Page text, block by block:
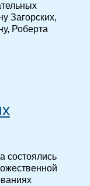
Загорских,
Роберта
состоялись